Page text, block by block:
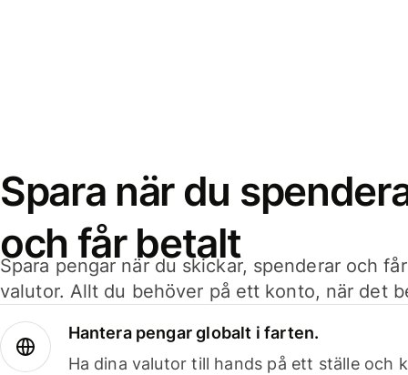
Spara när du
och får betalt
Spara pengar när du skickar, spenderar och
valutor. Allt du behöver på ett konto, när det
Hantera pengar globalt i farten.
Ha dina valutor till hands på ett ställe och